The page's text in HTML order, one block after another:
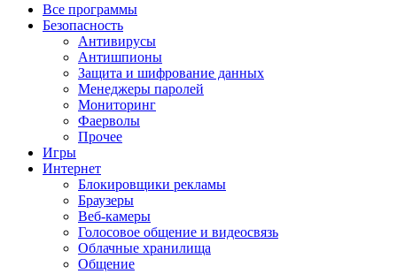
Все программы
Безопасность
Антивирусы
Антишпионы
Защита и шифрование данных
Менеджеры паролей
Мониторинг
Фаерволы
Прочее
Игры
Интернет
Блокировщики рекламы
Браузеры
Веб-камеры
Голосовое общение и видеосвязь
Облачные хранилища
Общение